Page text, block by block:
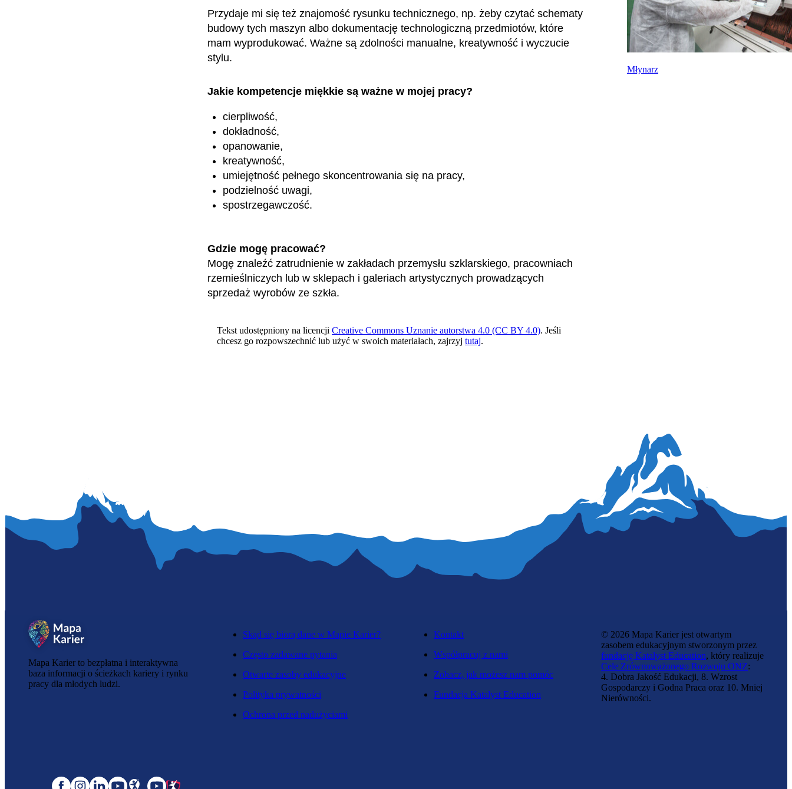
Przydaje mi się też znajomość rysunku technicznego, np. żeby czytać schematy
budowy tych maszyn albo dokumentację technologiczną przedmiotów, które
mam wyprodukować. Ważne są zdolności manualne, kreatywność i wyczucie
stylu.
Jakie kompetencje miękkie są ważne w mojej pracy?
cierpliwość,
dokładność,
opanowanie,
kreatywność,
umiejętność pełnego skoncentrowania się na pracy,
podzielność uwagi,
spostrzegawczość.
Gdzie mogę pracować?
Mogę znaleźć zatrudnienie w zakładach przemysłu szklarskiego, pracowniach
rzemieślniczych lub w sklepach i galeriach artystycznych prowadzących
sprzedaż wyrobów ze szkła.
Tekst udostępniony na licencji Creative Commons Uznanie autorstwa 4.0 (CC BY 4.0). Jeśli
chcesz go rozpowszechnić lub użyć w swoich materiałach, zajrzyj tutaj.
Młynarz
Mapa Karier to bezpłatna i interaktywna
baza informacji o ścieżkach kariery i rynku
pracy dla młodych ludzi.
Skąd się biorą dane w Mapie Karier?
Często zadawane pytania
Otwarte zasoby edukacyjne
Polityka prywatności
Ochrona przed nadużyciami
Kontakt
Współpracuj z nami
Zobacz, jak możesz nam pomóc
Fundacja Katalyst Education
© 2026 Mapa Karier jest otwartym
zasobem edukacyjnym stworzonym przez
fundację Katalyst Education, który realizuje
Cele Zrównoważonego Rozwoju ONZ:
4. Dobra Jakość Edukacji, 8. Wzrost
Gospodarczy i Godna Praca oraz 10. Mniej
Nierówności.